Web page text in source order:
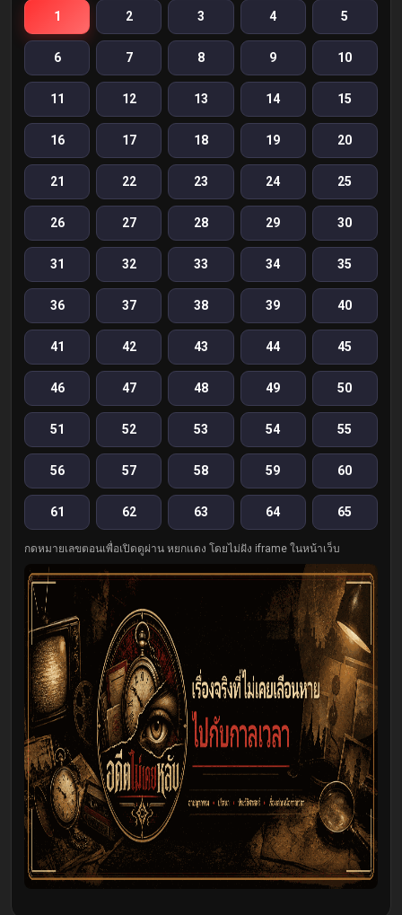
1 2 3 4 5
6 7 8 9 10
11 12 13 14 15
16 17 18 19 20
21 22 23 24 25
26 27 28 29 30
31 32 33 34 35
36 37 38 39 40
41 42 43 44 45
46 47 48 49 50
51 52 53 54 55
56 57 58 59 60
61 62 63 64 65
กดหมายเลขตอนเพื่อเปิดดูผ่าน หยกแดง โดยไม่ฝัง iframe ในหน้าเว็บ